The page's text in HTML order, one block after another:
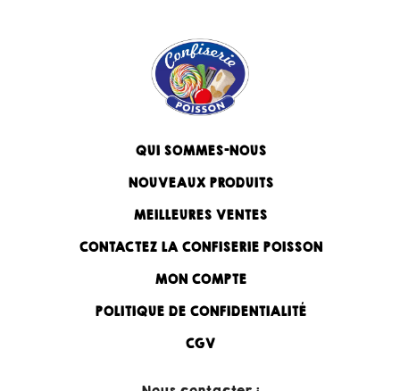
QUI SOMMES-NOUS
NOUVEAUX PRODUITS
MEILLEURES VENTES
CONTACTEZ LA CONFISERIE POISSON
MON COMPTE
POLITIQUE DE CONFIDENTIALITÉ
CGV